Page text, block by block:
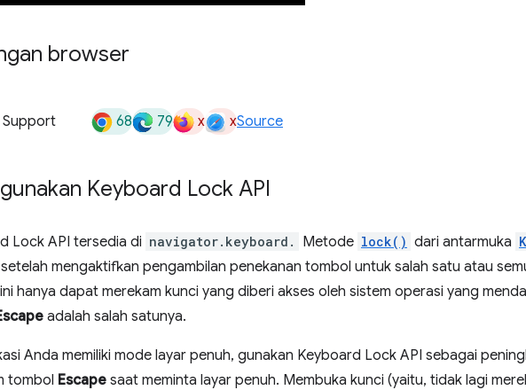
browser
Support 68 79 x xSource
Keyboard Lock API
Lock API tersedia di navigator.keyboard. Metode lock() dari antarmuka
mengaktifkan pengambilan penekanan tombol untuk salah satu atau
hanya dapat merekam kunci yang diberi akses oleh sistem operasi yang
adalah salah satunya.
Anda memiliki mode layar penuh, gunakan Keyboard Lock API sebagai
tombol Escape saat meminta layar penuh. Membuka kunci (yaitu, tidak lagi